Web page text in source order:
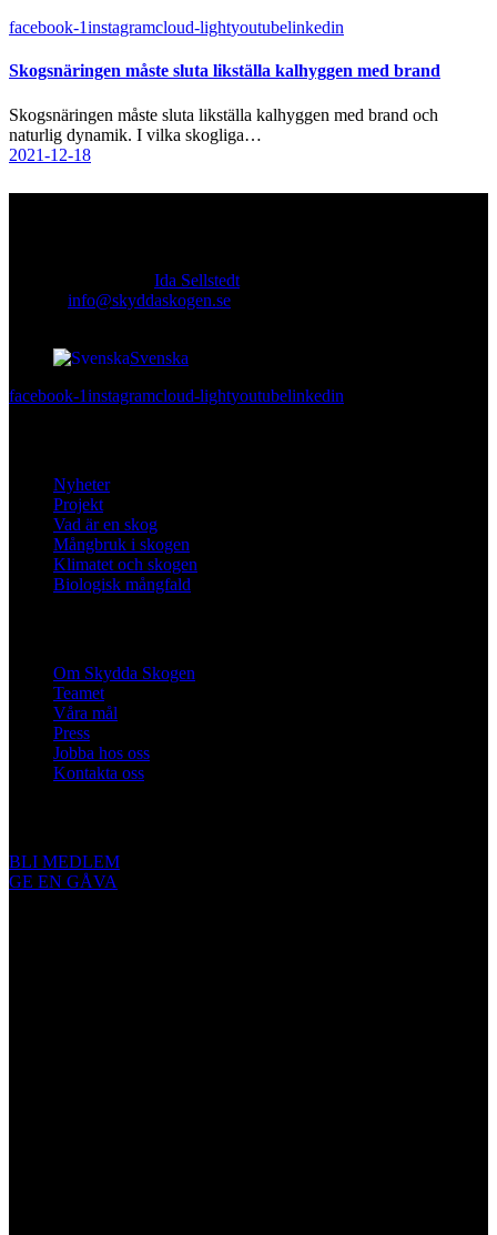
facebook-1instagramcloud-lightyoutubelinkedin
Skogsnäringen måste sluta likställa kalhyggen med brand
Skogsnäringen måste sluta likställa kalhyggen med brand och
naturlig dynamik. I vilka skogliga…
2021-12-18
Ida Sellstedt
info@skyddaskogen.se
Svenska
facebook-1instagramcloud-lightyoutubelinkedin
Nyheter
Projekt
Vad är en skog
Mångbruk i skogen
Klimatet och skogen
Biologisk mångfald
Om Skydda Skogen
Teamet
Våra mål
Press
Jobba hos oss
Kontakta oss
BLI MEDLEM
GE EN GÅVA